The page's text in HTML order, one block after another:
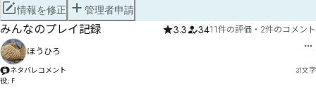
情報を修正 管理者申請
みんなのプレイ記録 3.3 3411件の評価 ・ 2件のコメント
ほうひろ
ネタバレコメント 31文字
役; F